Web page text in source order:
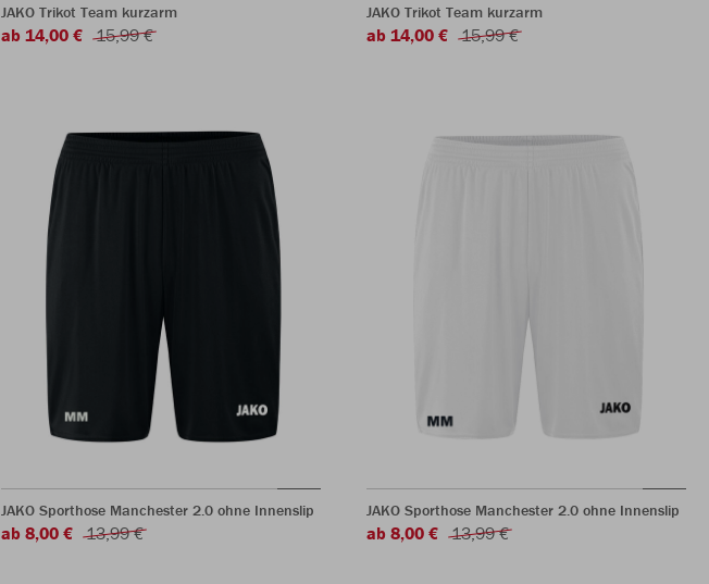
JAKO Trikot Team kurzarm
ab 14,00 € 15,99 €
JAKO Trikot Team kurzarm
ab 14,00 € 15,99 €
JAKO Sporthose Manchester 2.0 ohne Innenslip
ab 8,00 € 13,99 €
JAKO Sporthose Manchester 2.0 ohne Innenslip
ab 8,00 € 13,99 €